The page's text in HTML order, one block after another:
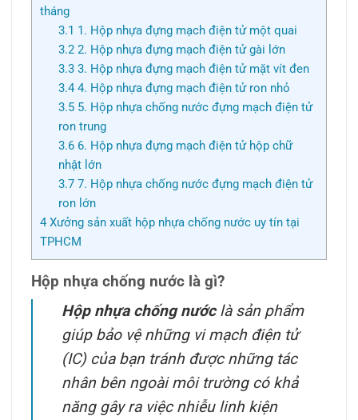
tháng
3.1 1. Hộp nhựa đựng mạch điện tử một quai
3.22. Hộp nhựa đựng mạch điện tử gài lớn
3.33. Hộp nhựa đựng mạch điện tử mặt vít đen
3.44. Hộp nhựa đựng mạch điện tử ron nhỏ
3.55. Hộp nhựa chống nước đựng mạch điện tử
ron trung
3.66. Hộp nhựa đựng mạch điện tử hộp chữ
nhật lớn
3.77. Hộp nhựa chống nước đựng mạch điện tử
ron lớn
4 Xưởng sản xuất hộp nhựa chống nước uy tín tại
TPHCM
Hộp nhựa chống nước là gì?
Hộp nhựa chống nướclà sản phẩm
giúp bảo vệ những vi mạch điện tử
(IC) của bạn tránh được những tác
nhân bên ngoài môi trường có khả
năng gây ra việc nhiễu linh kiện